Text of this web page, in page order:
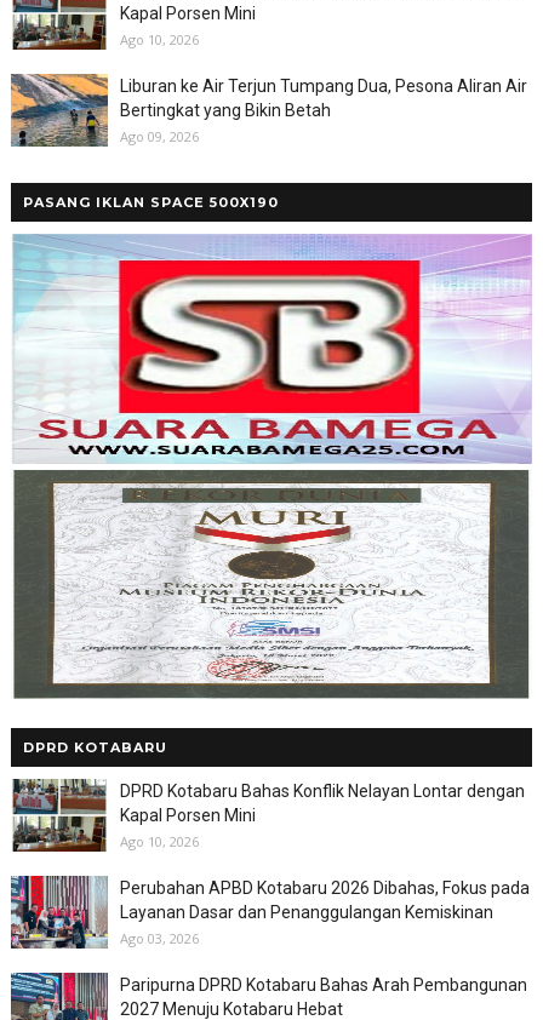
Kapal Porsen Mini
Ago 10, 2026
Liburan ke Air Terjun Tumpang Dua, Pesona Aliran Air
Bertingkat yang Bikin Betah
Ago 09, 2026
PASANG IKLAN SPACE 500X190
DPRD KOTABARU
DPRD Kotabaru Bahas Konflik Nelayan Lontar dengan
Kapal Porsen Mini
Ago 10, 2026
Perubahan APBD Kotabaru 2026 Dibahas, Fokus pada
Layanan Dasar dan Penanggulangan Kemiskinan
Ago 03, 2026
Paripurna DPRD Kotabaru Bahas Arah Pembangunan
2027 Menuju Kotabaru Hebat